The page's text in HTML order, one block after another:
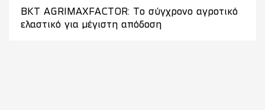
BKT AGRIMAXFACTOR: Το σύγχρονο αγροτικό
ελαστικό για μέγιστη απόδοση